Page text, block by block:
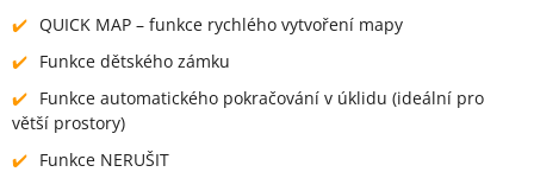
QUICK MAP – funkce rychlého vytvoření mapy
Funkce dětského zámku
Funkce automatického pokračování v úklidu (ideální pro
větší prostory)
Funkce NERUŠIT